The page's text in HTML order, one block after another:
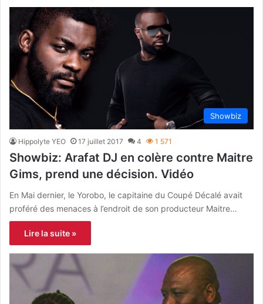
Showbiz
Hippolyte YEO 17 juillet 2017 4 1 571
Showbiz: Arafat DJ en colère contre Maitre
Gims, prend une décision. Vidéo
En Mai dernier, le Yorobo, le capitaine du Coupé Décalé avait
proféré des menaces à l’endroit de son producteur Maitre…
Lire la suite »